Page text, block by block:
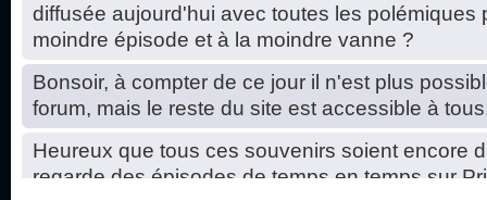
diffusée aujourd'hui avec toutes les polémiques
moindre épisode et à la moindre vanne ?
Bonsoir, à compter de ce jour il n'est plus
forum, mais le reste du site est accessible à
Heureux que tous ces souvenirs soient encore
regarde des épisodes de temps en temps sur